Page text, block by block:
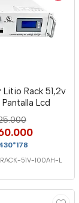
Litio Rack 51,2v
Lcd
51V-100AH-L